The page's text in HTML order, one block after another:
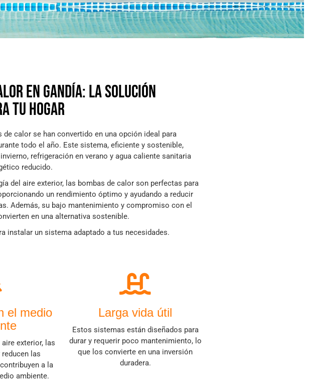
en Gandía: la solución
tu hogar
de calor se han convertido en una opción ideal para
todo el año. Este sistema, eficiente y sostenible,
refrigeración en verano y agua caliente sanitaria
reducido.
del aire exterior, las bombas de calor son perfectas para
un rendimiento óptimo y ayudando a reducir
Además, su bajo mantenimiento y compromiso con el
en una alternativa sostenible.
instalar un sistema adaptado a tus necesidades.
el medio
exterior, las
las
a la
ambiente.
Larga vida útil
Estos sistemas están diseñados para
durar y requerir poco mantenimiento, lo
que los convierte en una inversión
duradera.